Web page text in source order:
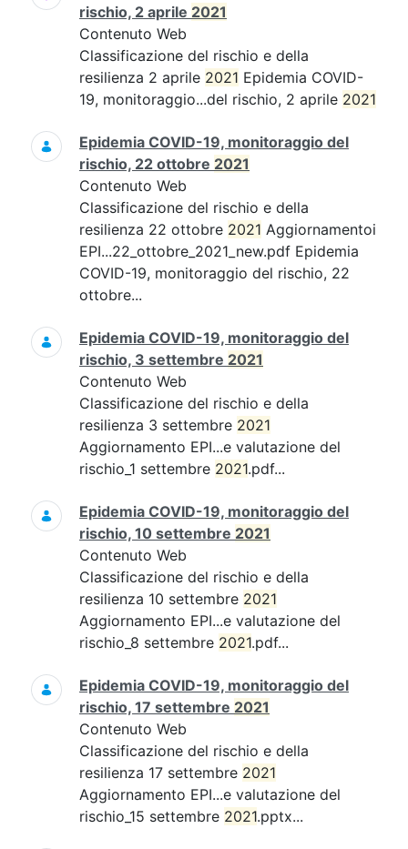
rischio, 2 aprile 2021
Contenuto Web
Classificazione del rischio e della
resilienza 2 aprile 2021 Epidemia COVID-
19, monitoraggio...del rischio, 2 aprile 2021
Epidemia COVID-19, monitoraggio del
rischio, 22 ottobre 2021
Contenuto Web
Classificazione del rischio e della
resilienza 22 ottobre 2021 Aggiornamentoi
EPI...22_ottobre_2021_new.pdf Epidemia
COVID-19, monitoraggio del rischio, 22
ottobre...
Epidemia COVID-19, monitoraggio del
rischio, 3 settembre 2021
Contenuto Web
Classificazione del rischio e della
resilienza 3 settembre 2021
Aggiornamento EPI...e valutazione del
rischio_1 settembre 2021.pdf...
Epidemia COVID-19, monitoraggio del
rischio, 10 settembre 2021
Contenuto Web
Classificazione del rischio e della
resilienza 10 settembre 2021
Aggiornamento EPI...e valutazione del
rischio_8 settembre 2021.pdf...
Epidemia COVID-19, monitoraggio del
rischio, 17 settembre 2021
Contenuto Web
Classificazione del rischio e della
resilienza 17 settembre 2021
Aggiornamento EPI...e valutazione del
rischio_15 settembre 2021.pptx...